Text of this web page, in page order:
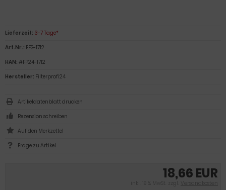
18,66 EUR
inkl. 19 % MwSt. zzgl. Versandkosten
Lieferzeit: 3-7 Tage*
Art.Nr.: EFS-1712
HAN: #FP24-1712
Hersteller: Filterprofi24
Artikeldatenblatt drucken
Rezension schreiben
Frage zu Artikel